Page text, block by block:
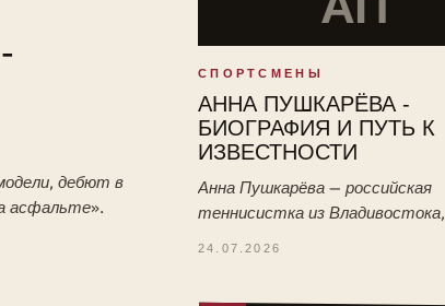
дебют в
асфальте».
СПОРТСМЕНЫ
АННА ПУШКАРЁВА -
БИОГРАФИЯ И ПУТЬ К
ИЗВЕСТНОСТИ
Анна Пушкарёва — российская
теннисистка из Владивостока,
24.07.2026